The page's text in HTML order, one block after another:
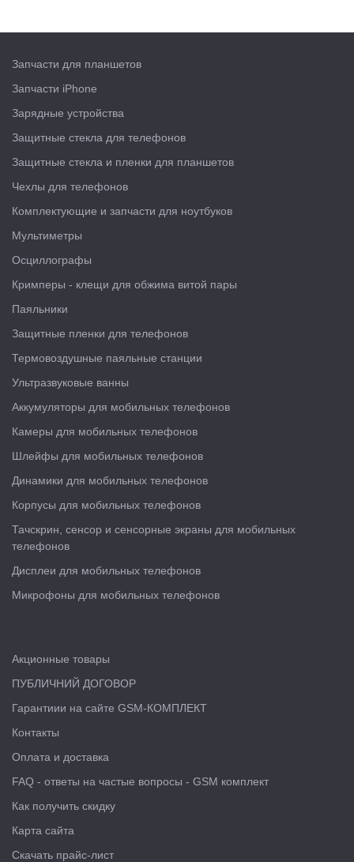
Запчасти для планшетов
Запчасти iPhone
Зарядные устройства
Защитные стекла для телефонов
Защитные стекла и пленки для планшетов
Чехлы для телефонов
Комплектующие и запчасти для ноутбуков
Мультиметры
Осциллографы
Кримперы - клещи для обжима витой пары
Паяльники
Защитные пленки для телефонов
Термовоздушные паяльные станции
Ультразвуковые ванны
Аккумуляторы для мобильных телефонов
Камеры для мобильных телефонов
Шлейфы для мобильных телефонов
Динамики для мобильных телефонов
Корпусы для мобильных телефонов
Тачскрин, сенсор и сенсорные экраны для мобильных
телефонов
Дисплеи для мобильных телефонов
Микрофоны для мобильных телефонов
Акционные товары
ПУБЛИЧНИЙ ДОГОВОР
Гарантиии на сайте GSM-КОМПЛЕКТ
Контакты
Оплата и доставка
FAQ - ответы на частые вопросы - GSM комплект
Как получить скидку
Карта сайта
Скачать прайс-лист